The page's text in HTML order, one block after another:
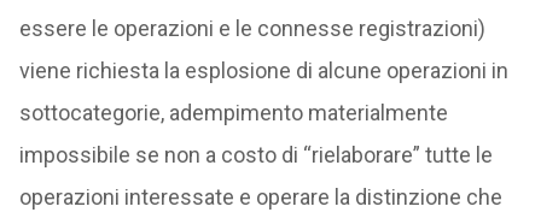
essere le operazioni e le connesse registrazioni)
viene richiesta la esplosione di alcune operazioni in
sottocategorie, adempimento materialmente
impossibile se non a costo di “rielaborare” tutte le
operazioni interessate e operare la distinzione che